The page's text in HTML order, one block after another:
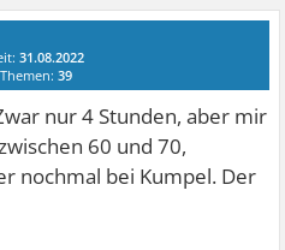
31.08.2022
Themen:39
nur 4 Stunden, aber mir
60 und 70,
nochmal bei Kumpel. Der